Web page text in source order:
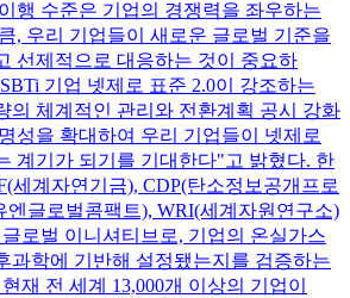
행 수준은 기업의 경쟁력을 좌우하는
, 우리 기업들이 새로운 글로벌 기준을
선제적으로 대응하는 것이 중요하
기업 넷제로 표준 2.0이 강조하는
의 체계적인 관리와 전환계획 공시 강화
성을 확대하여 우리 기업들이 넷제로
계기가 되기를 기대한다"고 밝혔다. 한
세계자연기금), CDP(탄소정보공개프로
엔글로벌콤팩트), WRI(세계자원연구소)
로벌 이니셔티브로, 기업의 온실가스
과학에 기반해 설정됐는지를 검증하는
재 전 세계 13,000개 이상의 기업이